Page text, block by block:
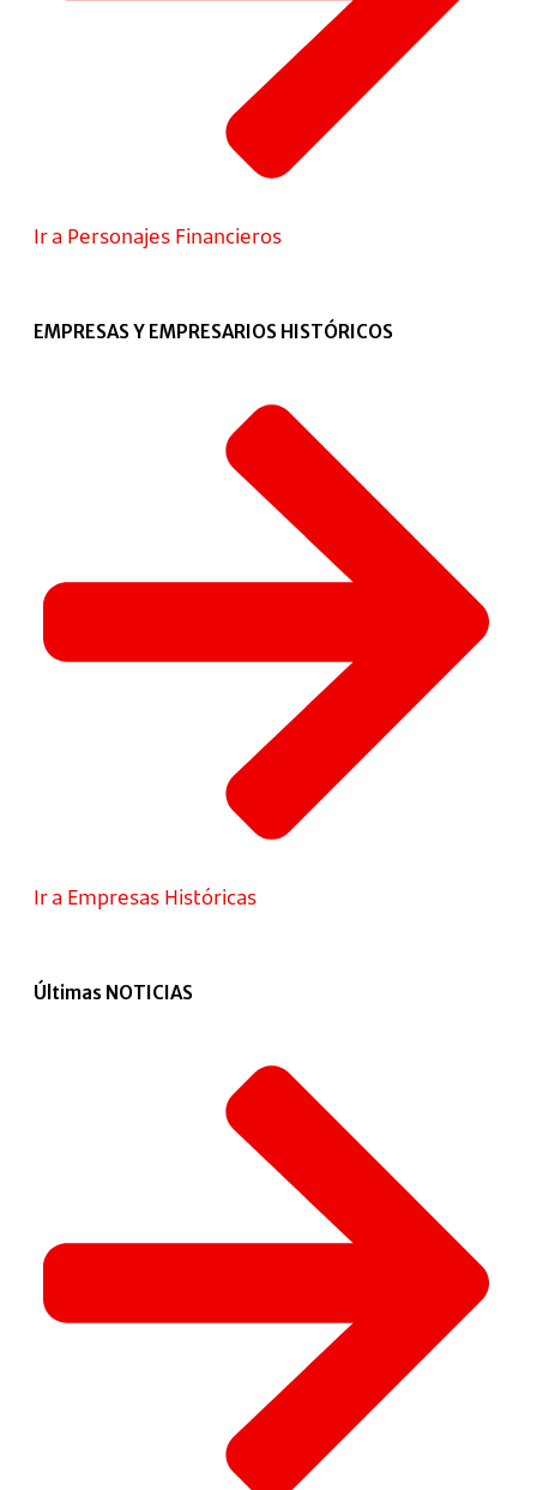
Ir a Personajes Financieros
EMPRESAS Y EMPRESARIOS HISTÓRICOS
Ir a Empresas Históricas
Últimas NOTICIAS